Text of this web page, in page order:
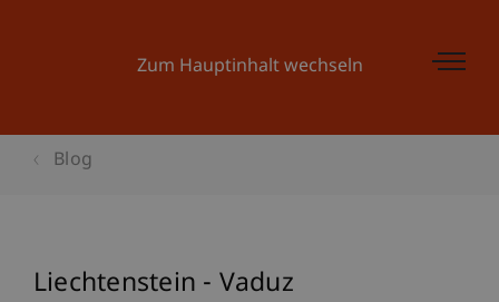
Zum Hauptinhalt wechseln
Blog
Liechtenstein - Vaduz